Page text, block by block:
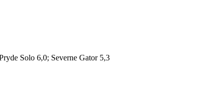
Solo 6,0; Severne Gator 5,3